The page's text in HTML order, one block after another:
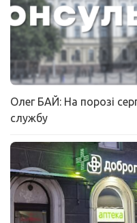
Олег БАЙ: На порозі
службу